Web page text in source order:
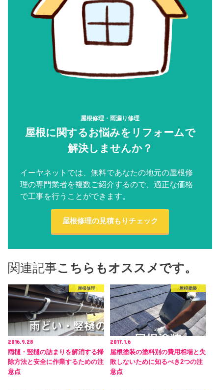
屋根修理・雨漏り修理
屋根に関するお悩みをリフォームで
解決しませんか？
イーヤネットでは、無料であなたの地元の屋根修
理の専門業者を複数ご紹介するので、適正な価格
で工事を行うことができます。
屋根修理の見積もりチェック
関連記事こちらもオススメです。
屋根修理
2016.9.28
雨樋・竪樋の詰まりを解消する掃
除方法と安全に作業するための注
意点
屋根塗装
2017.1.6
屋根塗装の塗料別の費用相場と失
敗しないために知るべき2つの注
意点